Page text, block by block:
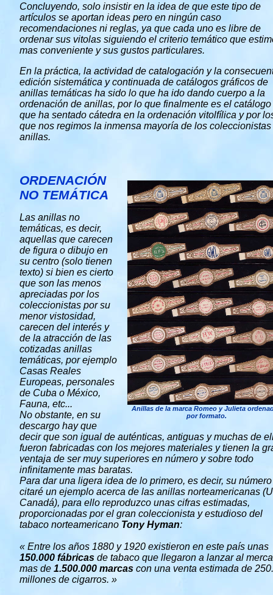
Concluyendo, solo insistir en la idea de que este tipo de
artículos se aportan ideas pero en ningún caso
recomendaciones ni reglas, ya que cada uno es libre de
ordenar sus vitolas siguiendo el criterio temático que
mas conveniente y sus gustos particulares.
En la práctica, la actividad de catalogación y la
edición sistemática y continuada de catálogos gráficos de
anillas temáticas ha sido lo que ha ido dando cuerpo a la
ordenación de anillas, por lo que finalmente es el catálogo
que ha sentado cátedra en la ordenación vitolfílica y por
que nos regimos la inmensa mayoría de los coleccionistas
anillas.
Anillas de la marca Romeo y Julieta
por formato.
ORDENACIÓN
NO TEMÁTICA
Las anillas no
temáticas, es decir,
aquellas que carecen
de figura o dibujo en
su centro (solo tienen
texto) si bien es cierto
que son las menos
apreciadas por los
coleccionistas por su
menor vistosidad,
carecen del interés y
de la atracción de las
cotizadas anillas
temáticas, por ejemplo
Casas Reales
Europeas, personales
de Cuba o México,
Fauna, etc...
No obstante, en su
descargo hay que
decir que son igual de auténticas, antiguas y muchas de
fueron fabricadas con los mejores materiales y tienen la
ventaja de ser muy superiores en número y sobre todo
infinitamente mas baratas.
Para dar una ligera idea de lo primero, es decir, su
citaré un ejemplo acerca de las anillas norteamericanas
Canadá), para ello reproduzco unas cifras estimadas,
proporcionadas por el gran coleccionista y estudioso del
tabaco norteamericano Tony Hyman:
« Entre los años 1880 y 1920 existieron en este país unas
150.000 fábricas de tabaco que llegaron a lanzar al
mas de 1.500.000 marcas con una venta estimada de
millones de cigarros. »